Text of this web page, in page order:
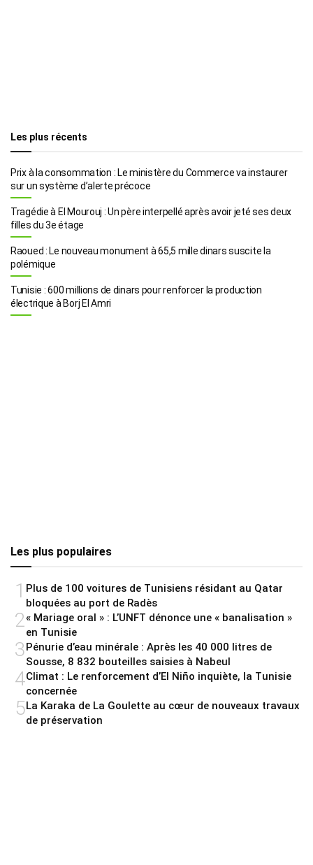
Les plus récents
Prix à la consommation : Le ministère du Commerce va instaurer
sur un système d’alerte précoce
Tragédie à El Mourouj : Un père interpellé après avoir jeté ses deux
filles du 3e étage
Raoued : Le nouveau monument à 65,5 mille dinars suscite la
polémique
Tunisie : 600 millions de dinars pour renforcer la production
électrique à Borj El Amri
Les plus populaires
1 Plus de 100 voitures de Tunisiens résidant au Qatar
bloquées au port de Radès
2« Mariage oral » : L’UNFT dénonce une « banalisation »
en Tunisie
3Pénurie d’eau minérale : Après les 40 000 litres de
Sousse, 8 832 bouteilles saisies à Nabeul
4Climat : Le renforcement d’El Niño inquiète, la Tunisie
concernée
5La Karaka de La Goulette au cœur de nouveaux travaux
de préservation